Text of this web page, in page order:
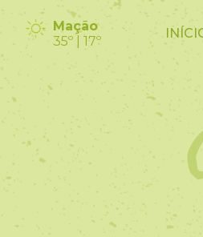
Mação
35º | 17º